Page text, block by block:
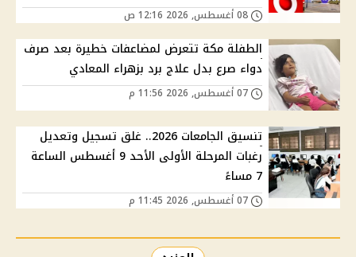
الطفلة مكة تتعرض لمضاعفات خطيرة بعد صرف
دواء صرع بدل علاج برد بزهراء المعادي
تنسيق الجامعات 2026.. غلق تسجيل وتعديل
رغبات المرحلة الأولى الأحد 9 أغسطس الساعة
7 مساءً